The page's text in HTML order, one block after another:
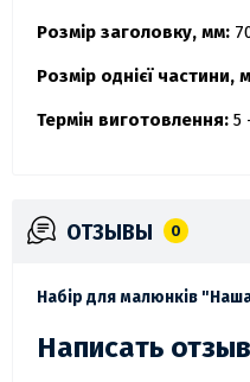
Розмір заголовку, мм:
Розмір однієї частини,
Термін виготовлення: 5
ОТЗЫВЫ 0
Набір для малюнків
Написать отзыв